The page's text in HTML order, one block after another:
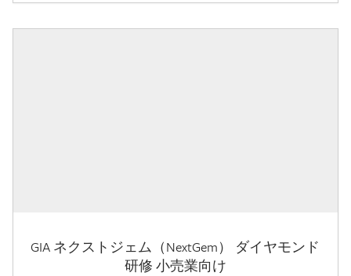
GIA ネクストジェム（NextGem） ダイヤモンド
研修 小売業向け